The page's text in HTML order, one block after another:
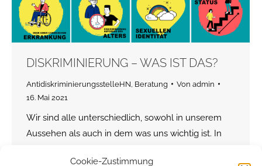
Cookie-Zustimmung
DISKRIMINIERUNG – WAS IST DAS?
AntidiskriminierungsstelleHN Beratung Von admin
16. Mai 2021
Wir sind alle unterschiedlich, sowohl in unserem
Aussehen als auch in dem was uns wichtig ist. In